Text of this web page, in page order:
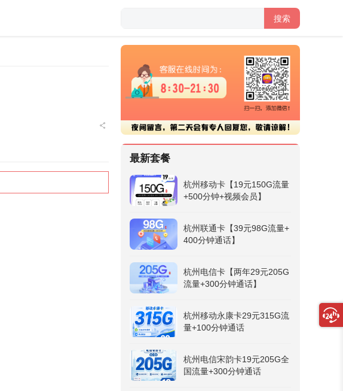
搜索
最新套餐
杭州移动卡【19元150G流量
+500分钟+视频会员】
杭州联通卡【39元98G流量+
400分钟通话】
杭州电信卡【两年29元205G
流量+300分钟通话】
杭州移动永康卡29元315G流
量+100分钟通话
杭州电信宋韵卡19元205G全
国流量+300分钟通话